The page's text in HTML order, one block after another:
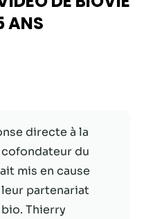
ANS
directe à la
du
mis en cause
partenariat
Thierry
Ces cookies ne
sont pas